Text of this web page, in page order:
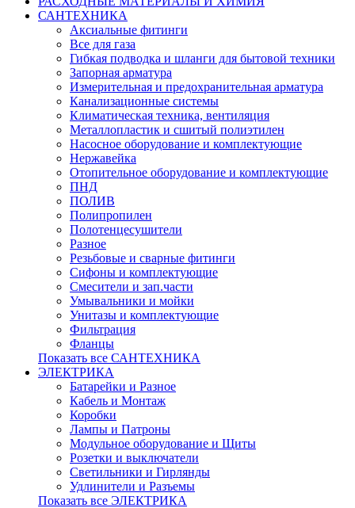
САНТЕХНИКА
Аксиальные фитинги
Все для газа
Гибкая подводка и шланги для бытовой техники
Запорная арматура
Измерительная и предохранительная арматура
Канализационные системы
Климатическая техника, вентиляция
Металлопластик и сшитый полиэтилен
Насосное оборудование и комплектующие
Нержавейка
Отопительное оборудование и комплектующие
ПНД
ПОЛИВ
Полипропилен
Полотенцесушители
Разное
Резьбовые и сварные фитинги
Сифоны и комплектующие
Смесители и зап.части
Умывальники и мойки
Унитазы и комплектующие
Фильтрация
Фланцы
Показать все САНТЕХНИКА
ЭЛЕКТРИКА
Батарейки и Разное
Кабель и Монтаж
Коробки
Лампы и Патроны
Модульное оборудование и Щиты
Розетки и выключатели
Светильники и Гирлянды
Удлинители и Разъемы
Показать все ЭЛЕКТРИКА